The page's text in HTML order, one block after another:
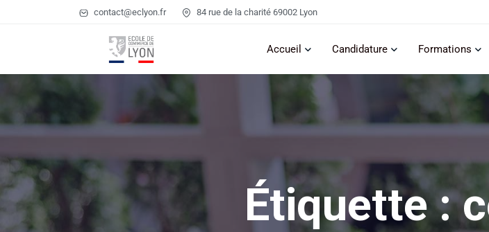
contact@eclyon.fr 84 rue de la charité 69002 Lyon
Accueil Candidature Formations
Étiquette :